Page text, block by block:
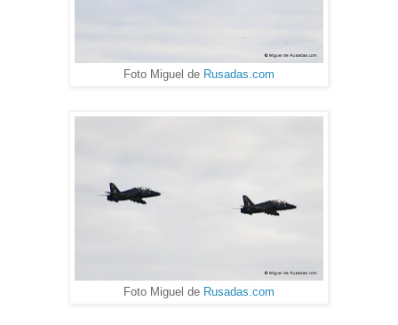
Foto Miguel de Rusadas.com
Foto Miguel de Rusadas.com